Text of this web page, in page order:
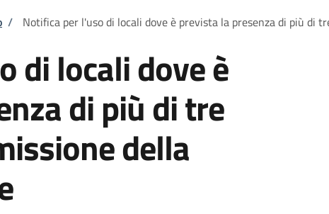
/ Notifica per l'uso di locali dove è prevista la presenza di più di
di locali dove è
di più di tre
della